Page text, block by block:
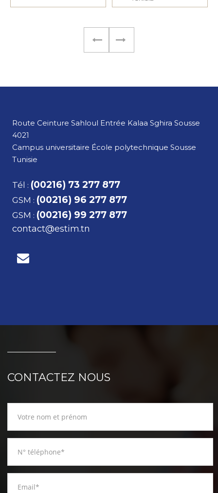
Route Ceinture Sahloul Entrée Kalaa Sghira Sousse
4021
Campus universitaire École polytechnique Sousse
Tunisie
Tél : (00216) 73 277 877
GSM : (00216) 96 277 877
GSM : (00216) 99 277 877
contact@estim.tn
CONTACTEZ NOUS